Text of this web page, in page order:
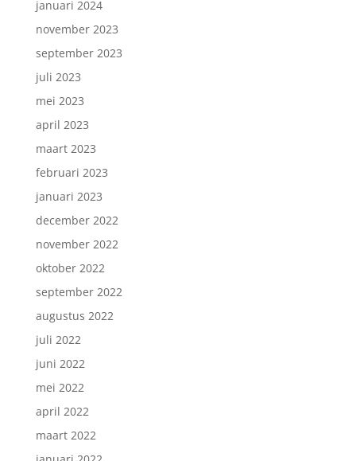
januari 2024
november 2023
september 2023
juli 2023
mei 2023
april 2023
maart 2023
februari 2023
januari 2023
december 2022
november 2022
oktober 2022
september 2022
augustus 2022
juli 2022
juni 2022
mei 2022
april 2022
maart 2022